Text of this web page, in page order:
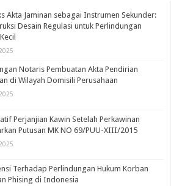
Akta Jaminan sebagai Instrumen Sekunder:
Desain Regulasi untuk Perlindungan
Notaris Pembuatan Akta Pendirian
di Wilayah Domisili Perusahaan
Perjanjian Kawin Setelah Perkawinan
Putusan MK NO 69/PUU-XIII/2015
Terhadap Perlindungan Hukum Korban
Phising di Indonesia